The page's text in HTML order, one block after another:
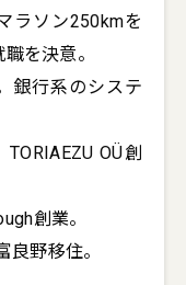
ラソン250kmを
を決意。
銀行系のシステ
OÜ創
創業。
野移住。